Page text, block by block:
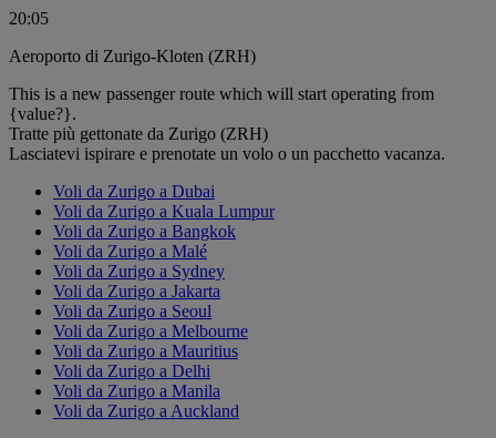
20:05
Aeroporto di Zurigo-Kloten (ZRH)
This is a new passenger route which will start operating from
{value?}.
Tratte più gettonate da Zurigo (ZRH)
Lasciatevi ispirare e prenotate un volo o un pacchetto vacanza.
Voli da Zurigo a Dubai
Voli da Zurigo a Kuala Lumpur
Voli da Zurigo a Bangkok
Voli da Zurigo a Malé
Voli da Zurigo a Sydney
Voli da Zurigo a Jakarta
Voli da Zurigo a Seoul
Voli da Zurigo a Melbourne
Voli da Zurigo a Mauritius
Voli da Zurigo a Delhi
Voli da Zurigo a Manila
Voli da Zurigo a Auckland